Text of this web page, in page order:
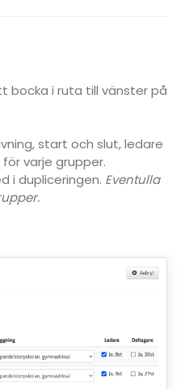
bocka i ruta till vänster på
start och slut, ledare
varje grupper.
i dupliceringen. Eventulla